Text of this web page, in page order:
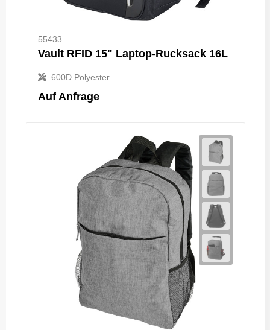
55433
Vault RFID 15" Laptop-Rucksack 16L
600D Polyester
Auf Anfrage